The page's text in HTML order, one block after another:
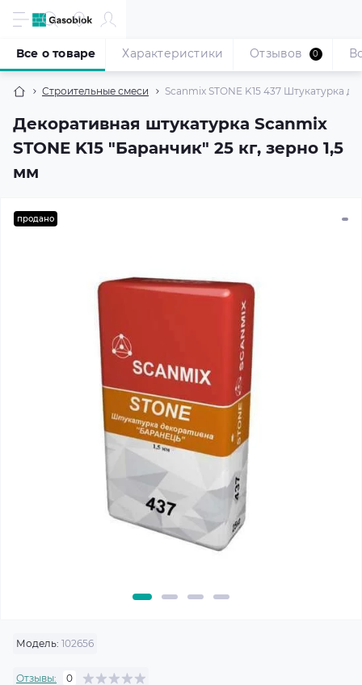
Строительные смеси Scanmix STONE K15 437 Штукатурка
Декоративная штукатурка Scanmix
STONE K15 "Баранчик" 25 кг, зерно 1,5
мм
Все о товаре Характеристики Отзывов 0
продано
Модель: 102656
Отзывы: 0